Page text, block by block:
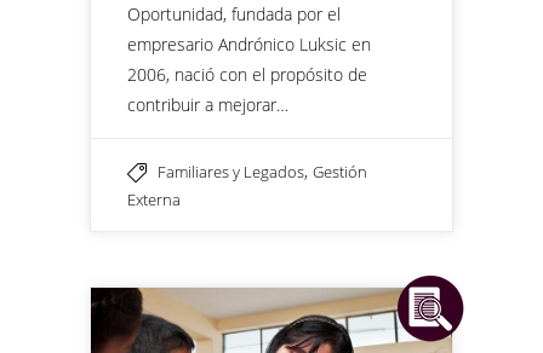
Oportunidad, fundada por el
empresario Andrónico Luksic en
2006, nació con el propósito de
contribuir a mejorar…
Familiares y Legados, Gestión
Externa